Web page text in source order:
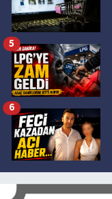
5
6